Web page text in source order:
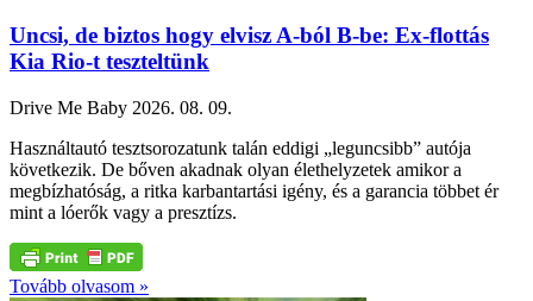
Uncsi, de biztos hogy elvisz A-ból B-be: Ex-flottás
Kia Rio-t teszteltünk
Drive Me Baby 2026. 08. 09.
Használtautó tesztsorozatunk talán eddigi „leguncsibb” autója
következik. De bőven akadnak olyan élethelyzetek amikor a
megbízhatóság, a ritka karbantartási igény, és a garancia többet ér
mint a lóerők vagy a presztízs.
Tovább olvasom »